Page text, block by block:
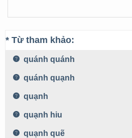
* Từ tham khảo:
quánh quánh
quánh quạnh
quạnh
quạnh hiu
quạnh quẽ